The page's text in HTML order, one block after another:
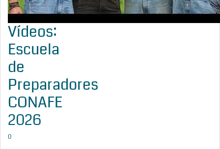
Vídeos:
Escuela
de
Preparadores
CONAFE
2026
0